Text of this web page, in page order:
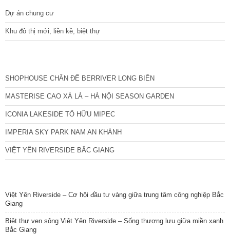
Dự án chung cư
Khu đô thị mới, liền kề, biệt thự
SHOPHOUSE CHÂN ĐẾ BERRIVER LONG BIÊN
MASTERISE CAO XÀ LÁ – HÀ NỘI SEASON GARDEN
ICONIA LAKESIDE TỐ HỮU MIPEC
IMPERIA SKY PARK NAM AN KHÁNH
VIỆT YÊN RIVERSIDE BẮC GIANG
Việt Yên Riverside – Cơ hội đầu tư vàng giữa trung tâm công nghiệp Bắc
Giang
Biệt thự ven sông Việt Yên Riverside – Sống thượng lưu giữa miền xanh
Bắc Giang